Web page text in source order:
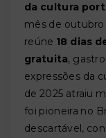
da cultura
mês de
reúne 18 dias
gratuita,
expressões da
de 2025 atraiu
foi pioneira no
descartável,